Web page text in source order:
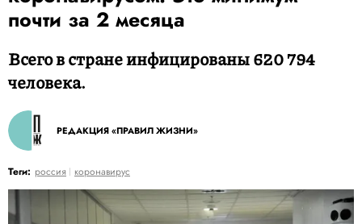
почти за 2 месяца
Всего в стране инфицированы 620 794
человека.
РЕДАКЦИЯ «ПРАВИЛ ЖИЗНИ»
Теги: россия коронавирус